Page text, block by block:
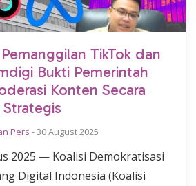
TikTok dan
Bukti Pemerintah
Konten Secara
Strategis
Pers -30 August 2025
2025 — Koalisi Demokratisasi
Digital Indonesia (Koalisi